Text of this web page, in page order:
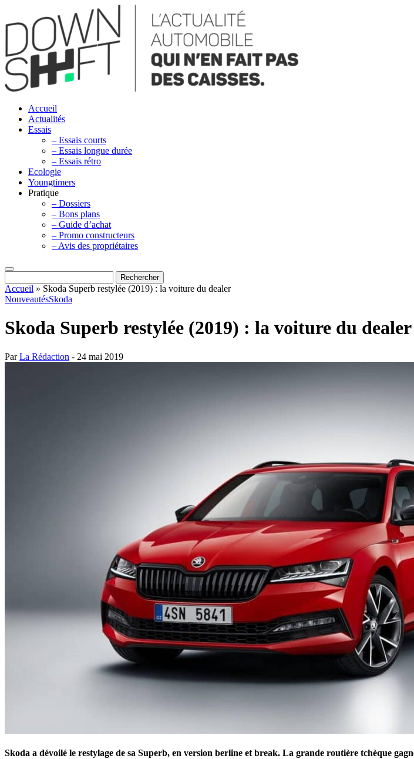
Accueil
Actualités
Essais
– Essais courts
– Essais longue durée
– Essais rétro
Ecologie
Youngtimers
Pratique
– Dossiers
– Bons plans
– Guide d’achat
– Promo constructeurs
– Avis des propriétaires
Accueil » Skoda Superb restylée (2019) : la voiture du dealer
NouveautésSkoda
Skoda Superb restylée (2019) : la voiture du dealer
ParLa Rédaction - 24 mai 2019
Skoda a dévoilé le restylage de sa Superb, en version berline et break. La grande routière tchèque